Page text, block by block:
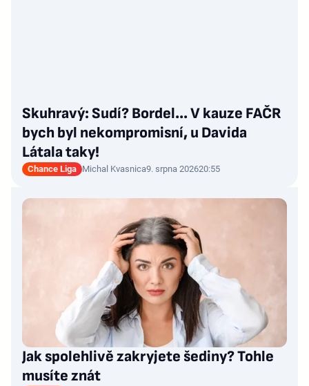
Skuhravý: Sudí? Bordel... V kauze FAČR
bych byl nekompromisní, u Davida
Látala taky!
Chance Liga Michal Kvasnica9. srpna 202620:55
Jak spolehlivě zakryjete šediny? Tohle
musíte znát